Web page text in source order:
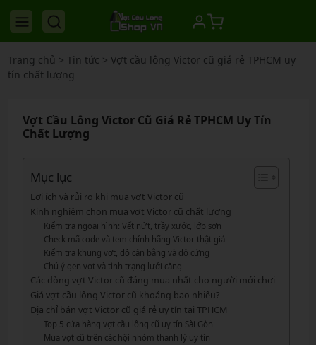
Trang chủ > Tin tức > Vợt cầu lông Victor cũ giá rẻ TPHCM uy
tín chất lượng
Vợt Cầu Lông Victor Cũ Giá Rẻ TPHCM Uy Tín
Chất Lượng
Mục lục
Lợi ích và rủi ro khi mua vợt Victor cũ
Kinh nghiệm chọn mua vợt Victor cũ chất lượng
Kiểm tra ngoại hình: Vết nứt, trầy xước, lớp sơn
Check mã code và tem chính hãng Victor thật giả
Kiểm tra khung vợt, độ cân bằng và độ cứng
Chú ý gen vợt và tình trạng lưới căng
Các dòng vợt Victor cũ đáng mua nhất cho người mới chơi
Giá vợt cầu lông Victor cũ khoảng bao nhiêu?
Địa chỉ bán vợt Victor cũ giá rẻ uy tín tại TPHCM
Top 5 cửa hàng vợt cầu lông cũ uy tín Sài Gòn
Mua vợt cũ trên các hội nhóm thanh lý uy tín